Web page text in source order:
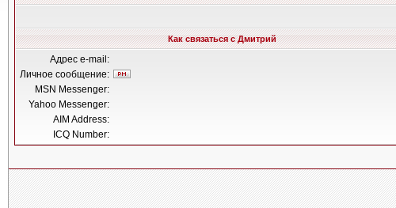
Как связаться с Дмитрий
Адрес e-mail:
Личное сообщение:
MSN Messenger:
Yahoo Messenger:
AIM Address:
ICQ Number: